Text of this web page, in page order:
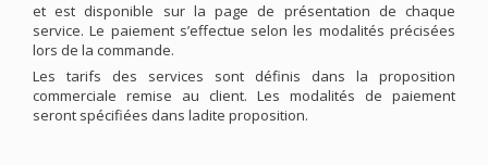
et est disponible sur la page de présentation de chaque
service. Le paiement s’effectue selon les modalités précisées
lors de la commande.
Les tarifs des services sont définis dans la proposition
commerciale remise au client. Les modalités de paiement
seront spécifiées dans ladite proposition.